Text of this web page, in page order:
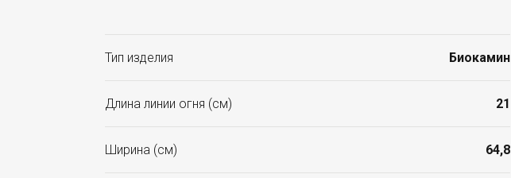
Тип изделия Биокамин
Длина линии огня (см) 21
Ширина (см) 64,8